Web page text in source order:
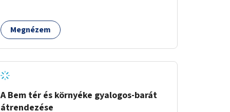
engedik az egyirányú mellékutcák megnyitását
a kétirányú kerékpáros közlekedésnek.
krt. - Hungária krt. - Róbert K. krt. - Vörösvári út
- Bécsi út - Margit krt. - Krisztina krt. - Alkotás
utca területen belüli zónák kijelölése. A
program indulhat a Nagykörúton belüli
Megnézem
A Bem tér és környéke gyalogos-barát
átrendezése